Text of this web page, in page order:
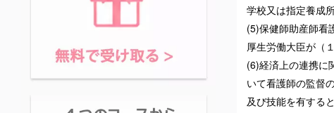
学校又は指定養成
(5)保健師助産師看
厚生労働大臣が（
(6)経済上の連携に
いて看護師の監督
及び技能を有する